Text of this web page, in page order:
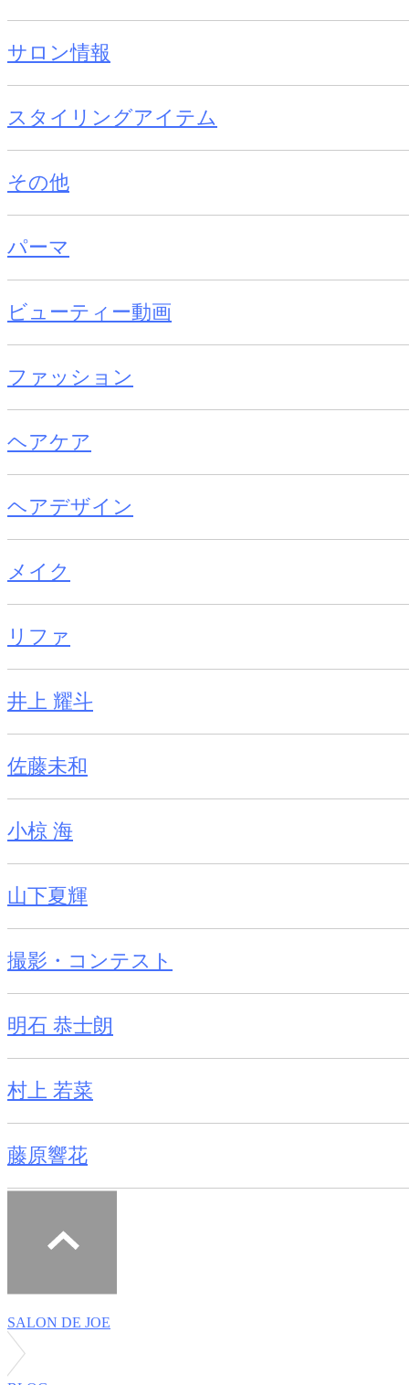
サロン情報
スタイリングアイテム
その他
パーマ
ビューティー動画
ファッション
ヘアケア
ヘアデザイン
メイク
リファ
井上 耀斗
佐藤未和
小椋 海
山下夏輝
撮影・コンテスト
明石 恭士朗
村上 若菜
藤原響花
SALON DE JOE